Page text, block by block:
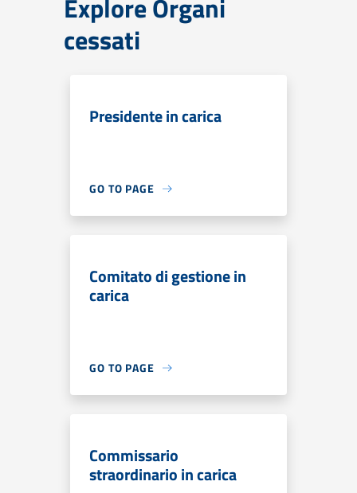
Explore Organi
cessati
Presidente in carica
GO TO PAGE
Comitato di gestione in
carica
GO TO PAGE
Commissario
straordinario in carica